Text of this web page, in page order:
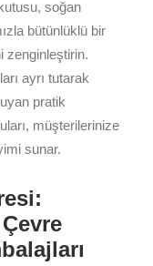
soğan
bütünlüklü bir
zenginleştirin.
ayrı tutarak
pratik
müşterilerinize
sunar.